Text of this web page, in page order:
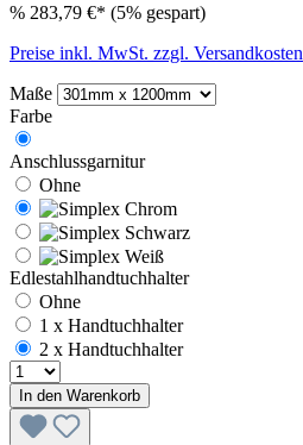
% 283,79 €* (5% gespart)
Preise inkl. MwSt. zzgl. Versandkosten
Maße
Farbe
Anschlussgarnitur
Ohne
Edlestahlhandtuchhalter
Ohne
1 x Handtuchhalter
2 x Handtuchhalter
In den Warenkorb